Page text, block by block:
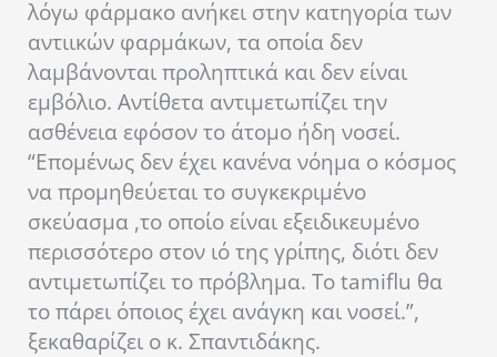
λόγω φάρμακο ανήκει στην κατηγορία των
αντιικών φαρμάκων, τα οποία δεν
λαμβάνονται προληπτικά και δεν είναι
εμβόλιο. Αντίθετα αντιμετωπίζει την
ασθένεια εφόσον το άτομο ήδη νοσεί.
“Επομένως δεν έχει κανένα νόημα ο κόσμος
να προμηθεύεται το συγκεκριμένο
σκεύασμα ,το οποίο είναι εξειδικευμένο
περισσότερο στον ιό της γρίπης, διότι δεν
αντιμετωπίζει το πρόβλημα. Το tamiflu θα
το πάρει όποιος έχει ανάγκη και νοσεί.”,
ξεκαθαρίζει ο κ. Σπαντιδάκης.